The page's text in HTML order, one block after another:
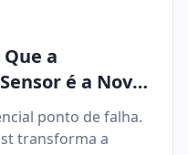
a
é a Nova
ponto de falha.
transforma a